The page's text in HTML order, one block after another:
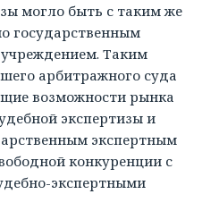
могло быть с таким же
государственным
Таким
арбитражного суда
возможности рынка
экспертизы и
экспертным
конкуренции с
экспертными